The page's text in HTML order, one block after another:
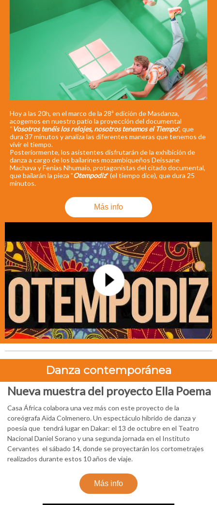
Hoy a las 20h, en el marco de la 28ª edición de Masdanza,
acogemos en nuestro patio la proyección del documental
“Vosotros tenéis los relojes, nosotros tenemos el Tiempo”, que
dura 37 minutos y analiza las diferentes maneras que tenemos de
vivir el tiempo.
Posteriormente, los asistentes disfrutarán de la exhibición de
danza a cargo de los bailarines mozambiqueños Deissane
Machava y Fenias Nhumaio, protagonistas del citado documental,
que bailarán la pieza "Otempodiz" (el tiempo dice), que dura 25
minutos.
Más info
Danza contemporánea
Nueva muestra del proyecto Ella Poema
Casa África colabora una vez más con este proyecto de la
coreógrafa Aïda Colmenero. Un espectáculo híbrido de danza y
poesía que tendrá lugar en Dakar: el 13 de octubre en el Teatro
Nacional Daniel Sorano y una segunda jornada en el Instituto
Cervantes el sábado 14, donde se proyectarán los cortometrajes
realizados durante estos 10 años de viaje.
Más info